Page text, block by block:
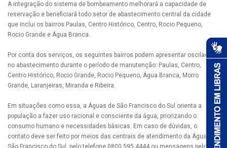
A integração do sistema de bombeamento melhorará a capacidade de
reservação e beneficiará todo setor de abastecimento central da cidade
que inclui os bairros Paulas, Centro Histórico, Centro, Rocio Pequeno,
Rocio Grande e Água Branca.
Por conta dos serviços, os seguintes bairros podem apresentar oscilações
no abastecimento durante o período de manutenção: Paulas, Centro,
Centro Histórico, Rocio Grande, Rocio Pequeno, Água Branca, Morro
Grande, Laranjeiras, Miranda e Ribeira.
Em situações como essa, a Águas de São Francisco do Sul orienta a
população a fazer uso racional e consciente da água, priorizando o
consumo humano e necessidades básicas. Em caso de dúvidas, o
contato deve ser feito por meios das centrais de atendimento da Águas de
São Francisco do Sul, pelo telefone 0800 595 4444 ou mensagens pelo